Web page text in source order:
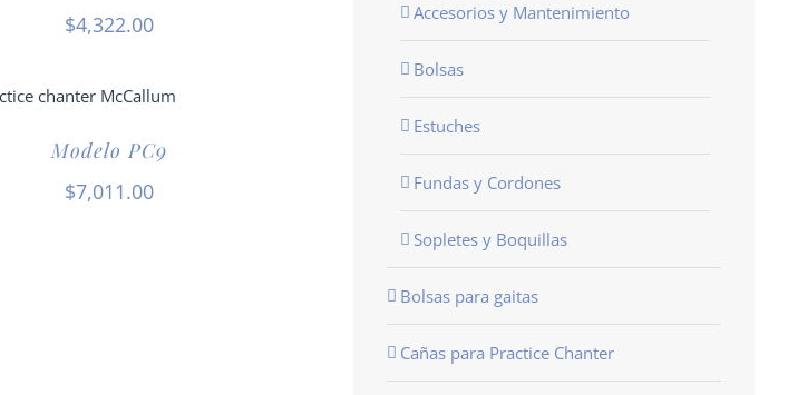
$4,322.00
Modelo PC9
$7,011.00
Accesorios y Mantenimiento
Bolsas
Estuches
Fundas y Cordones
Sopletes y Boquillas
Bolsas para gaitas
Cañas para Practice Chanter